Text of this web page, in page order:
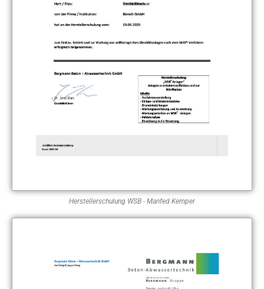
Herstellerschulung WSB - Manfed Kemper